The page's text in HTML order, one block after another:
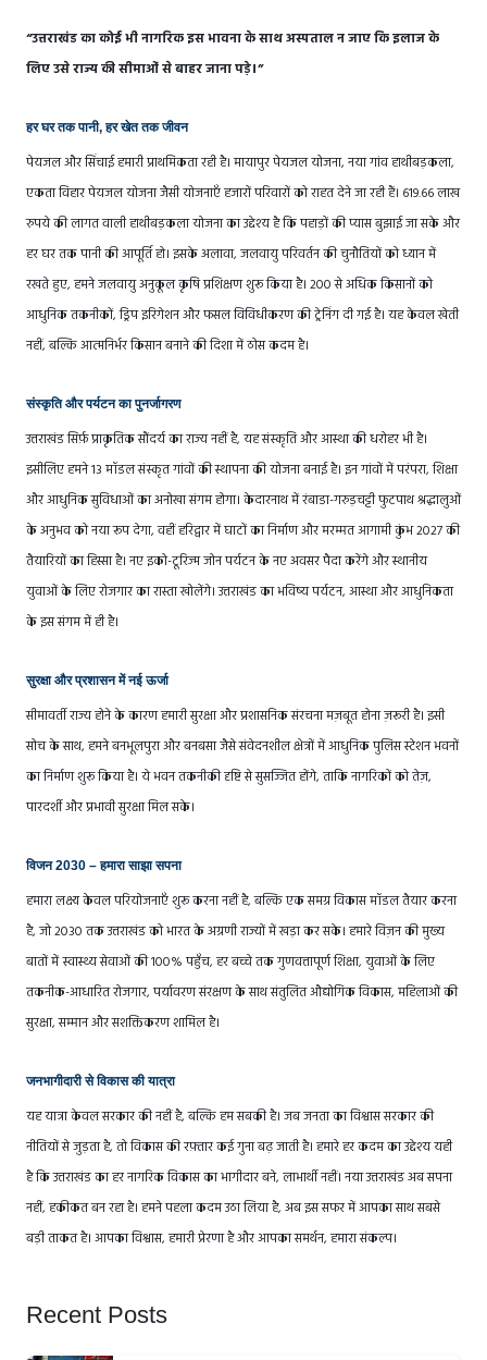
“उत्तराखंड का कोई भी नागरिक इस भावना के साथ अस्पताल न जाए कि इलाज के
लिए उसे राज्य की सीमाओं से बाहर जाना पड़े।”
हर घर तक पानी, हर खेत तक जीवन
पेयजल और सिंचाई हमारी प्राथमिकता रही है। मायापुर पेयजल योजना, नया गांव हाथीबड़कला,
एकता विहार पेयजल योजना जैसी योजनाएँ हजारों परिवारों को राहत देने जा रही हैं। 619.66 लाख
रुपये की लागत वाली हाथीबड़कला योजना का उद्देश्य है कि पहाड़ों की प्यास बुझाई जा सके और
हर घर तक पानी की आपूर्ति हो। इसके अलावा, जलवायु परिवर्तन की चुनौतियों को ध्यान में
रखते हुए, हमने जलवायु अनुकूल कृषि प्रशिक्षण शुरू किया है। 200 से अधिक किसानों को
आधुनिक तकनीकों, ड्रिप इरिगेशन और फसल विविधीकरण की ट्रेनिंग दी गई है। यह केवल खेती
नहीं, बल्कि आत्मनिर्भर किसान बनाने की दिशा में ठोस कदम है।
संस्कृति और पर्यटन का पुनर्जागरण
उत्तराखंड सिर्फ़ प्राकृतिक सौंदर्य का राज्य नहीं है, यह संस्कृति और आस्था की धरोहर भी है।
इसीलिए हमने 13 मॉडल संस्कृत गांवों की स्थापना की योजना बनाई है। इन गांवों में परंपरा, शिक्षा
और आधुनिक सुविधाओं का अनोखा संगम होगा। केदारनाथ में रंबाडा-गरुड़चट्टी फुटपाथ श्रद्धालुओं
के अनुभव को नया रूप देगा, वहीं हरिद्वार में घाटों का निर्माण और मरम्मत आगामी कुंभ 2027 की
तैयारियों का हिस्सा है। नए इको-टूरिज्म जोन पर्यटन के नए अवसर पैदा करेंगे और स्थानीय
युवाओं के लिए रोजगार का रास्ता खोलेंगे। उत्तराखंड का भविष्य पर्यटन, आस्था और आधुनिकता
के इस संगम में ही है।
सुरक्षा और प्रशासन में नई ऊर्जा
सीमावर्ती राज्य होने के कारण हमारी सुरक्षा और प्रशासनिक संरचना मज़बूत होना ज़रूरी है। इसी
सोच के साथ, हमने बनभूलपुरा और बनबसा जैसे संवेदनशील क्षेत्रों में आधुनिक पुलिस स्टेशन भवनों
का निर्माण शुरू किया है। ये भवन तकनीकी दृष्टि से सुसज्जित होंगे, ताकि नागरिकों को तेज़,
पारदर्शी और प्रभावी सुरक्षा मिल सके।
विजन 2030 – हमारा साझा सपना
हमारा लक्ष्य केवल परियोजनाएँ शुरू करना नहीं है, बल्कि एक समग्र विकास मॉडल तैयार करना
है, जो 2030 तक उत्तराखंड को भारत के अग्रणी राज्यों में खड़ा कर सके। हमारे विज़न की मुख्य
बातों में स्वास्थ्य सेवाओं की 100% पहुँच, हर बच्चे तक गुणवत्तापूर्ण शिक्षा, युवाओं के लिए
तकनीक-आधारित रोजगार, पर्यावरण संरक्षण के साथ संतुलित औद्योगिक विकास, महिलाओं की
सुरक्षा, सम्मान और सशक्तिकरण शामिल है।
जनभागीदारी से विकास की यात्रा
यह यात्रा केवल सरकार की नहीं है, बल्कि हम सबकी है। जब जनता का विश्वास सरकार की
नीतियों से जुड़ता है, तो विकास की रफ़्तार कई गुना बढ़ जाती है। हमारे हर कदम का उद्देश्य यही
है कि उत्तराखंड का हर नागरिक विकास का भागीदार बने, लाभार्थी नहीं। नया उत्तराखंड अब सपना
नहीं, हकीकत बन रहा है। हमने पहला कदम उठा लिया है, अब इस सफर में आपका साथ सबसे
बड़ी ताकत है। आपका विश्वास, हमारी प्रेरणा है और आपका समर्थन, हमारा संकल्प।
Recent Posts